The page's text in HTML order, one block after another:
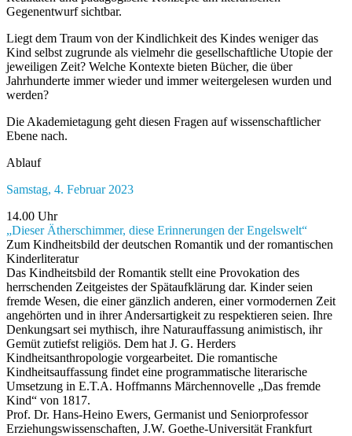
Gegenentwurf sichtbar.
Liegt dem Traum von der Kindlichkeit des Kindes weniger das
Kind selbst zugrunde als vielmehr die gesellschaftliche Utopie der
jeweiligen Zeit? Welche Kontexte bieten Bücher, die über
Jahrhunderte immer wieder und immer weitergelesen wurden und
werden?
Die Akademietagung geht diesen Fragen auf wissenschaftlicher
Ebene nach.
Ablauf
Samstag, 4. Februar 2023
14.00 Uhr
„Dieser Ätherschimmer, diese Erinnerungen der Engelswelt“
Zum Kindheitsbild der deutschen Romantik und der romantischen
Kinderliteratur
Das Kindheitsbild der Romantik stellt eine Provokation des
herrschenden Zeitgeistes der Spätaufklärung dar. Kinder seien
fremde Wesen, die einer gänzlich anderen, einer vormodernen Zeit
angehörten und in ihrer Andersartigkeit zu respektieren seien. Ihre
Denkungsart sei mythisch, ihre Naturauffassung animistisch, ihr
Gemüt zutiefst religiös. Dem hat J. G. Herders
Kindheitsanthropologie vorgearbeitet. Die romantische
Kindheitsauffassung findet eine programmatische literarische
Umsetzung in E.T.A. Hoffmanns Märchennovelle „Das fremde
Kind“ von 1817.
Prof. Dr. Hans-Heino Ewers, Germanist und Seniorprofessor
Erziehungswissenschaften, J.W. Goethe-Universität Frankfurt